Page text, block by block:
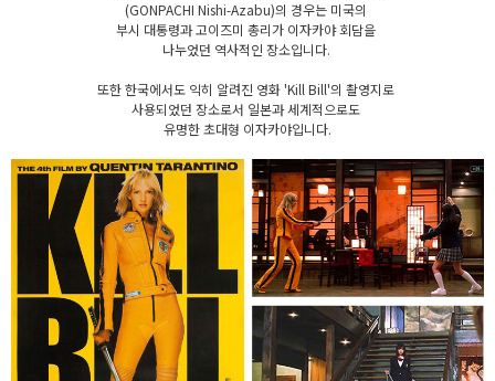
(GONPACHI Nishi-Azabu)의 경우는 미국의
부시 대통령과 고이즈미 총리가 이자카야 회담을
나누었던 역사적인 장소입니다.
또한 한국에서도 익히 알려진 영화 'Kill Bill'의 촬영지로
사용되었던 장소로서 일본과 세계적으로도
유명한 초대형 이자카야입니다.